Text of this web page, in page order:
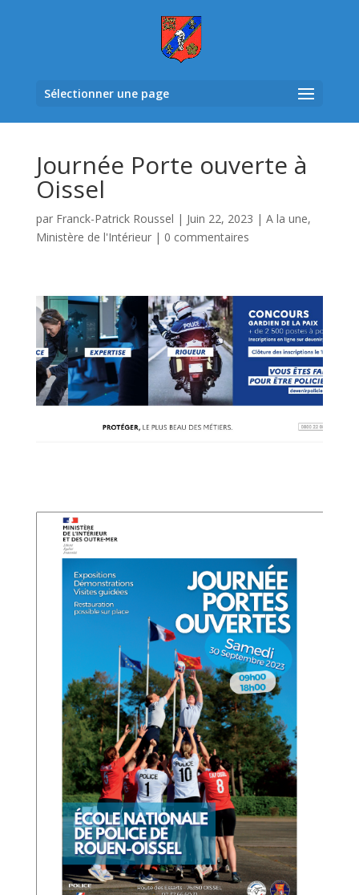
Sélectionner une page
Journée Porte ouverte à
Oissel
par Franck-Patrick Roussel | Juin 22, 2023 | A la une,
Ministère de l'Intérieur| 0 commentaires